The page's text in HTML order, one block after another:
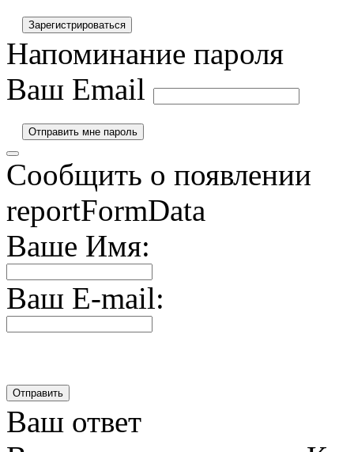
Напоминание пароля
Ваш Email
Сообщить о появлении
reportFormData
Ваше Имя:
Ваш E-mail:
Ваш ответ